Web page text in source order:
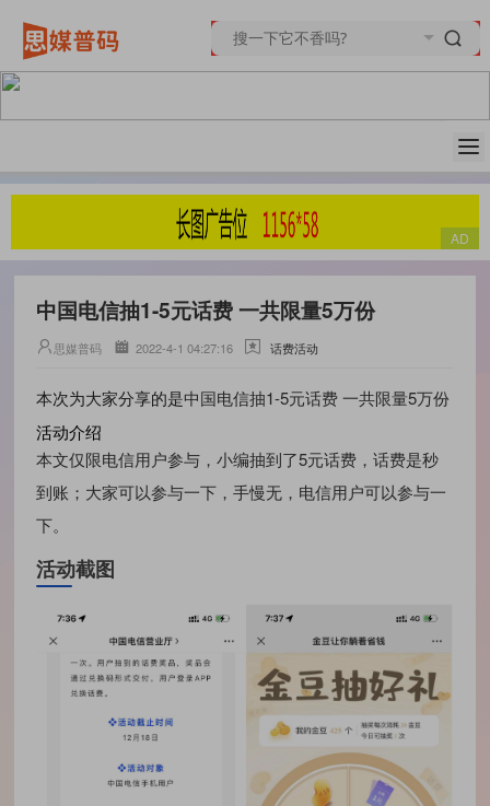
中国电信抽1-5元话费 一共限量5万份
思媒普码 2022-4-1 04:27:16 话费活动
本次为大家分享的是中国电信抽1-5元话费 一共限量5万份
活动介绍
本文仅限电信用户参与，小编抽到了5元话费，话费是秒
到账；大家可以参与一下，手慢无，电信用户可以参与一
下。
活动截图